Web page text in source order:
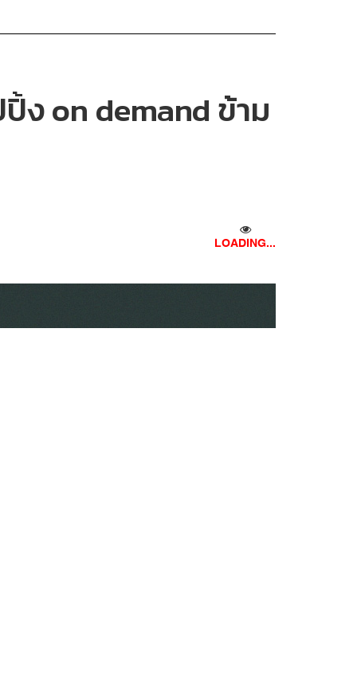
ง on demand ข้าม
LOADING...